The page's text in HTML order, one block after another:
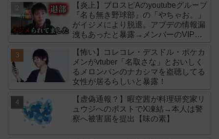
【炎上】プロスピAのyoutubeグループ
『名も無き野球部』の「やちゃお。」
がイジメにより脱退。アプデの情報漏
洩もあったと暴露→メンバーのVIPが
【怖い】コレコレ・デスドル・ポケカ
メンがvtuber「名取さな」とおいしく
るメロンパンのナカシマを盗聴してる
女性が居るらしいと暴露！
【虚偽通報？】暇空茜が料理研究家リ
ュウジへのポストでX凍結→本人は警
察へ被害届を提出【味の素】